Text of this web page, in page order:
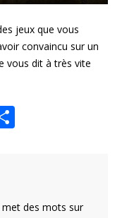
jeux que vous
convaincu sur un
vous dit à très vite
er
met des mots sur